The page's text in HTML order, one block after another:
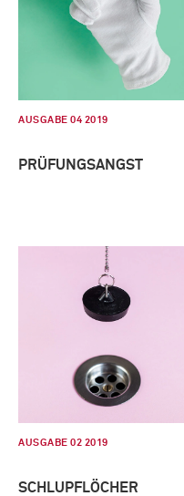
AUSGABE 04 2019
PRÜFUNGSANGST
AUSGABE 02 2019
SCHLUPFLÖCHER